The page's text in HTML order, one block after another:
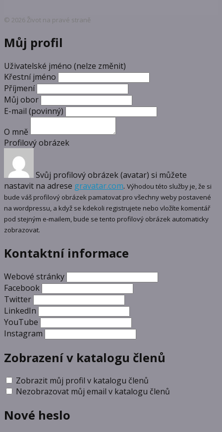
© 2026 Život na pravé straně
Můj profil
Uživatelské jméno (nelze změnit)
Křestní jméno
Příjmení
Můj obor
E-mail (povinný)
O mně
Profilový obrázek
Svůj profilový obrázek (avatar) si můžete
nastavit na adrese gravatar.com. Výhodou této služby je, že si
bude váš profilový obrázek pamatovat pro všechny weby postavené
na wordpressu, a když se kdekoli registrujete nebo vložíte komentář
pod stejným e-mailem, bude se tento profilový obrázek automaticky
zobrazovat.
Kontaktní informace
Webové stránky
Facebook
Twitter
LinkedIn
YouTube
Instagram
Zobrazení v katalogu členů
Zobrazit můj profil v katalogu členů
Nezobrazovat můj email v katalogu členů
Nové heslo